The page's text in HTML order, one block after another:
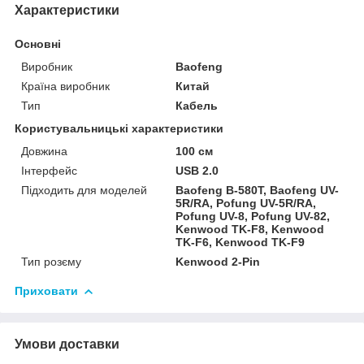
Характеристики
Основні
Виробник
Baofeng
Країна виробник
Китай
Тип
Кабель
Користувальницькі характеристики
Довжина
100 см
Інтерфейс
USB 2.0
Підходить для моделей
Baofeng B-580T, Baofeng UV-
5R/RA, Pofung UV-5R/RA,
Pofung UV-8, Pofung UV-82,
Kenwood TK-F8, Kenwood
TK-F6, Kenwood TK-F9
Тип розєму
Kenwood 2-Pin
Приховати
Умови доставки